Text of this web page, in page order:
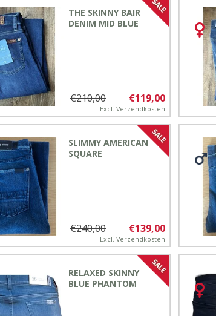
THE SKINNY BAIR
DENIM MID BLUE
€119,00
€210,00
Excl. Verzendkosten
SLIMMY AMERICAN
SQUARE
€139,00
€240,00
Excl. Verzendkosten
RELAXED SKINNY
BLUE PHANTOM